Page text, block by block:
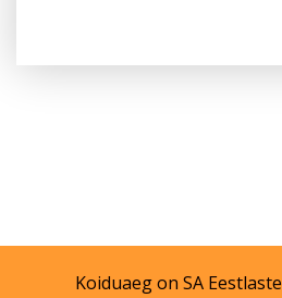
Koiduaeg on SA